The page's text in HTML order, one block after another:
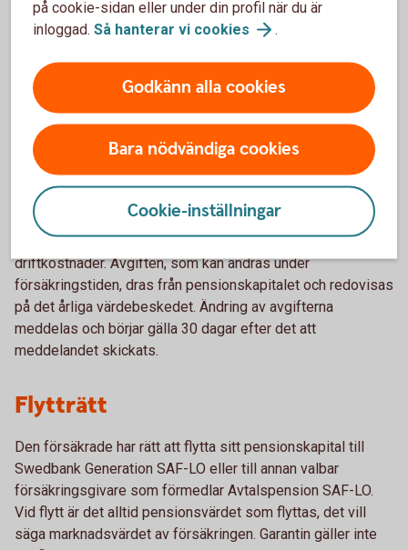
pengar, efter avdrag för kapitalförvaltningsavgift, tillförs
över tiden kollektivet av sparare inom SAF-LO i form av
total-avkastning. Avkastningen av tillgångarna fördelas på
försäkringarna genom en av Swedbank Försäkring vid var
tid bestämd avkastningsränta. Avkastningsräntan bestäms
som en funktion av totalavkastningen och värdet av
förväntade garantiutbetalningar.
Pris
Swedbank Försäkring tar ut en avgift per försäkrad för
driftkostnader. Avgiften, som kan ändras under
försäkringstiden, dras från pensionskapitalet och redovisas
på det årliga värdebeskedet. Ändring av avgifterna
meddelas och börjar gälla 30 dagar efter det att
meddelandet skickats.
Flytträtt
Den försäkrade har rätt att flytta sitt pensionskapital till
Swedbank Generation SAF-LO eller till annan valbar
försäkringsgivare som förmedlar Avtalspension SAF-LO.
Vid flytt är det alltid pensionsvärdet som flyttas, det vill
säga marknadsvärdet av försäkringen. Garantin gäller inte
på cookie-sidan eller under din profil när du är
inloggad. Så hanterar vi cookies .
Godkänn alla cookies
Bara nödvändiga cookies
Cookie-inställningar